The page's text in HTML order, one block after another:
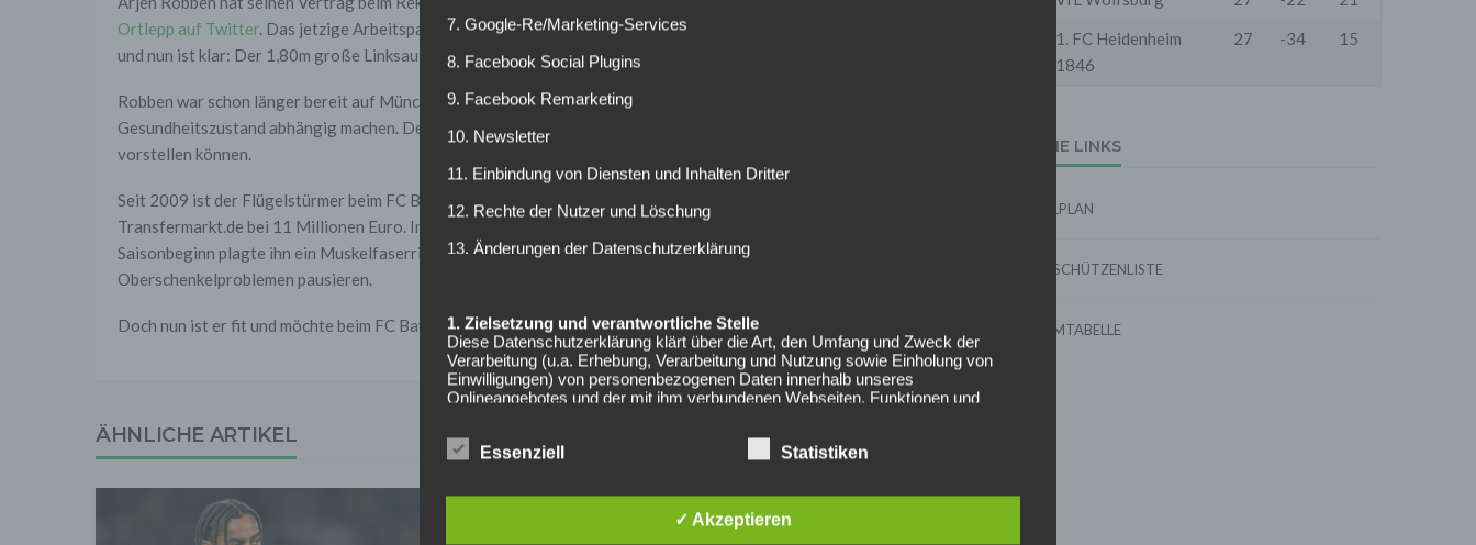
Ortlepp auf Twitter. Das jetzige Arbeitspapiers des niederländischen Nationalspielers endet am 30.06.2017
und nun ist klar: Der 1,80m große Linksaußen hängt noch ein Jahr bei den Bayern dran.
Robben war schon länger bereit auf München zu verlängern, jedoch wollte er das von seinem
Gesundheitszustand abhängig machen. Der 32 Jährige hätte sich auch ein Karriereende am Saisonende
vorstellen können.
Seit 2009 ist der Flügelstürmer beim FC Bayern München unter Vertrag. Sein Marktwert liegt aktuell laut
Transfermarkt.de bei 11 Millionen Euro. In dieser Saison verpasste Robben vier Spiele durch Verletzungen: Zu
Saisonbeginn plagte ihn ein Muskelfaserriss im Adduktorenbereich. Gegen Dortmund musste er mit
Oberschenkelproblemen pausieren.
Doch nun ist er fit und möchte beim FC Bayern noch ein weiteres Jahr dran hängen!
ÄHNLICHE ARTIKEL
1. FC Heidenheim
1846
27 -34 15
EXTERNE LINKS
SPIELPLAN
TORSCHÜTZENLISTE
FORMTABELLE
7. Google-Re/Marketing-Services
8. Facebook Social Plugins
9. Facebook Remarketing
10. Newsletter
11. Einbindung von Diensten und Inhalten Dritter
12. Rechte der Nutzer und Löschung
13. Änderungen der Datenschutzerklärung
1. Zielsetzung und verantwortliche Stelle
Diese Datenschutzerklärung klärt über die Art, den Umfang und Zweck der
Verarbeitung (u.a. Erhebung, Verarbeitung und Nutzung sowie Einholung von
Einwilligungen) von personenbezogenen Daten innerhalb unseres
Onlineangebotes und der mit ihm verbundenen Webseiten, Funktionen und
auf. Die Datenschutzerklärung gilt unabhängig von den verwendeten Domains,
Systemen, Plattformen und Geräten (z.B. Desktop oder Mobile) auf denen das
Anbieter des Onlineangebotes und die datenschutzrechtlich verantwortliche Stelle
ist [company_name], Inhaber: [company_owner], [adress_street],
Essenziell Statistiken
✓ Akzeptieren